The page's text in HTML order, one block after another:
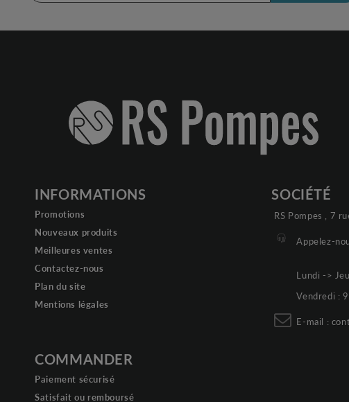
INFORMATIONS
Promotions
Nouveaux produits
Meilleures ventes
Contactez-nous
Plan du site
Mentions légales
COMMANDER
Paiement sécurisé
Satisfait ou remboursé
SOCIÉTÉ
RS Pompes , 7
Appelez-
Lundi ->
Vendredi :
E-mail :